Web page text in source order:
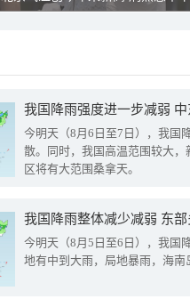
今明天（8月6日至7日），我国
散。同时，我国高温范围较大
区将有大范围桑拿天。
我国降雨整体减少减弱 东
今明天（8月5日至6日），我国
地有中到大雨，局地暴雨，海南